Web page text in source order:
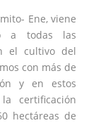
Ene, viene
a todas las
el cultivo del
con más de
y en estos
certificación
hectáreas de